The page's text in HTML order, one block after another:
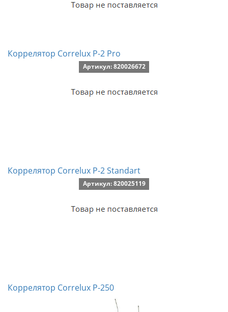
Коррелятор Correlux P-2 Pro
Артикул: 820026672
Коррелятор Correlux P-2 Standart
Артикул: 820025119
Коррелятор Correlux P-250